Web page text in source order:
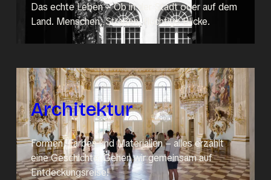
Das echte Leben – Ob in der Stadt oder auf dem
Land. Menschen, Straßen, flüchtige Blicke.
Architektur
Formen, Farben und Materialien – alles erzählt
eine Geschichte. Gehen wir gemeinsam auf
Entdeckungsreise!